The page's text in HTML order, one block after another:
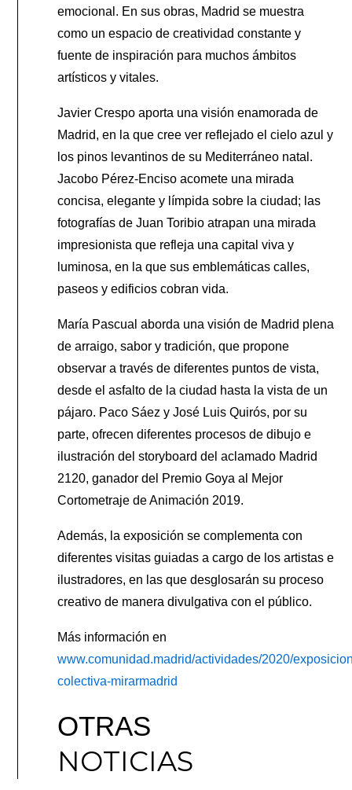
emocional. En sus obras, Madrid se muestra
como un espacio de creatividad constante y
fuente de inspiración para muchos ámbitos
artísticos y vitales.
Javier Crespo aporta una visión enamorada de
Madrid, en la que cree ver reflejado el cielo azul y
los pinos levantinos de su Mediterráneo natal.
Jacobo Pérez-Enciso acomete una mirada
concisa, elegante y límpida sobre la ciudad; las
fotografías de Juan Toribio atrapan una mirada
impresionista que refleja una capital viva y
luminosa, en la que sus emblemáticas calles,
paseos y edificios cobran vida.
María Pascual aborda una visión de Madrid plena
de arraigo, sabor y tradición, que propone
observar a través de diferentes puntos de vista,
desde el asfalto de la ciudad hasta la vista de un
pájaro. Paco Sáez y José Luis Quirós, por su
parte, ofrecen diferentes procesos de dibujo e
ilustración del storyboard del aclamado Madrid
2120, ganador del Premio Goya al Mejor
Cortometraje de Animación 2019.
Además, la exposición se complementa con
diferentes visitas guiadas a cargo de los artistas e
ilustradores, en las que desglosarán su proceso
creativo de manera divulgativa con el público.
Más información en
www.comunidad.madrid/actividades/2020/
colectiva-mirarmadrid
OTRAS
NOTICIAS